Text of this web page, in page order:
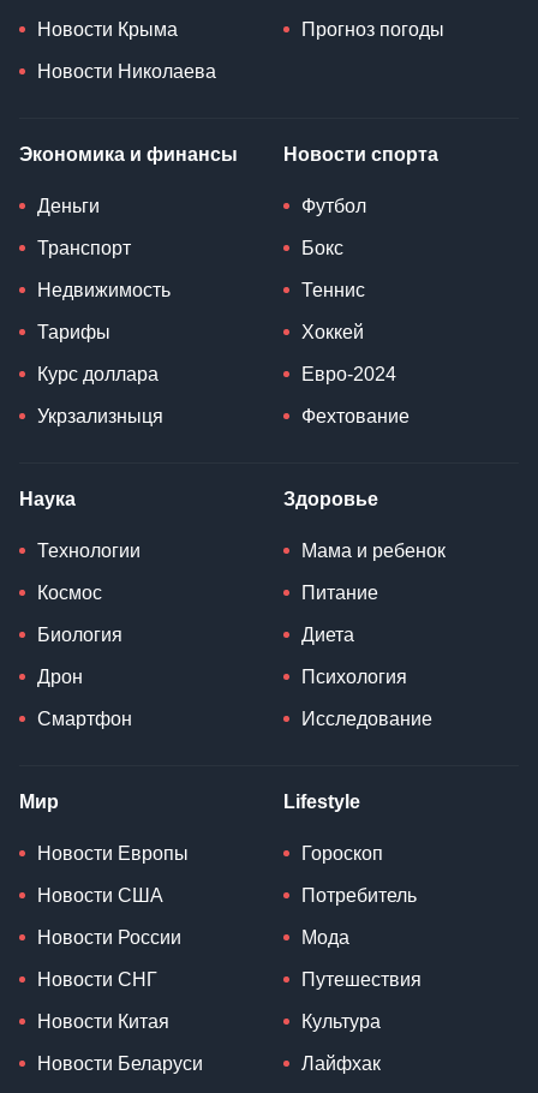
Новости Крыма
Новости Николаева
Прогноз погоды
Экономика и финансы
Деньги
Транспорт
Недвижимость
Тарифы
Курс доллара
Укрзализныця
Новости спорта
Футбол
Бокс
Теннис
Хоккей
Евро-2024
Фехтование
Наука
Технологии
Космос
Биология
Дрон
Смартфон
Здоровье
Мама и ребенок
Питание
Диета
Психология
Исследование
Мир
Новости Европы
Новости США
Новости России
Новости СНГ
Новости Китая
Новости Беларуси
Lifestyle
Гороскоп
Потребитель
Мода
Путешествия
Культура
Лайфхак